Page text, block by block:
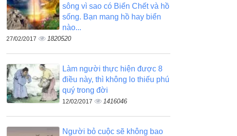
sông vì sao có Biển Chết và hồ
sống. Bạn mang hồ hay biển
nào...
27/02/2017 1820520
Làm người thực hiện được 8
điều này, thì không lo thiếu phú
quý trong đời
12/02/2017 1416046
Người bỏ cuộc sẽ không bao